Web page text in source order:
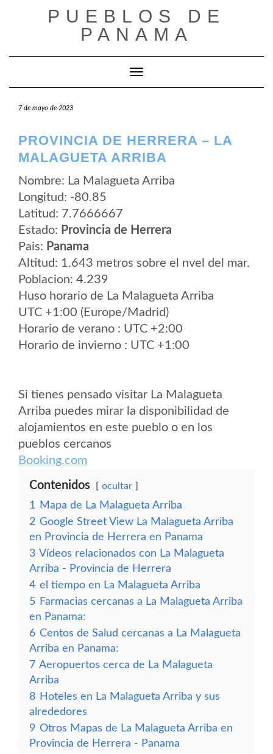
PUEBLOS DE
PANAMA
Cambiar modo de navegación
7 de mayo de 2023
PROVINCIA DE HERRERA – LA
MALAGUETA ARRIBA
Nombre: La Malagueta Arriba
Longitud: -80.85
Latitud: 7.7666667
Estado: Provincia de Herrera
Pais: Panama
Altitud: 1.643 metros sobre el nvel del mar.
Poblacion: 4.239
Huso horario de La Malagueta Arriba
UTC +1:00 (Europe/Madrid)
Horario de verano : UTC +2:00
Horario de invierno : UTC +1:00
Si tienes pensado visitar La Malagueta
Arriba puedes mirar la disponibilidad de
alojamientos en este pueblo o en los
pueblos cercanos
Booking.com
Contenidos ocultar
1
Mapa de La Malagueta Arriba
2 Google Street View La Malagueta Arriba
en Provincia de Herrera en Panama
3 Vídeos relacionados con La Malagueta
Arriba - Provincia de Herrera
4 el tiempo en La Malagueta Arriba
5 Farmacias cercanas a La Malagueta Arriba
en Panama:
6 Centos de Salud cercanas a La Malagueta
Arriba en Panama:
7 Aeropuertos cerca de La Malagueta
Arriba
8 Hoteles en La Malagueta Arriba y sus
alrededores
9 Otros Mapas de La Malagueta Arriba en
Provincia de Herrera - Panama